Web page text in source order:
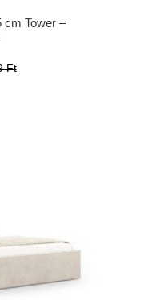
cm Tower –
Ft